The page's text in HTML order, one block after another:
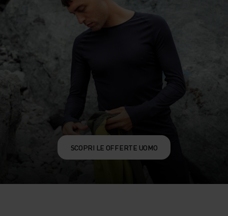
SCOPRI LE OFFERTE UOMO